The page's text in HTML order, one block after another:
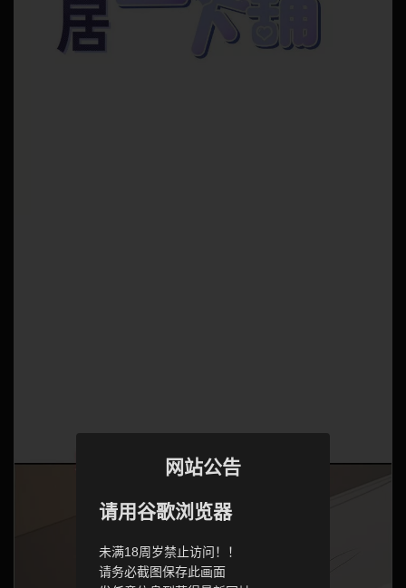
网站公告
请用谷歌浏览器
未满18周岁禁止访问！！
请务必截图保存此画面